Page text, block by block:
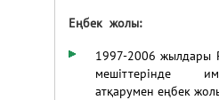
Еңбек жолы:
1997-2006жылдары
мешіттерінде
атқарумен еңбек